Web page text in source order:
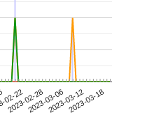
22
2023-02-282023-03-062023-03-122023-03-18